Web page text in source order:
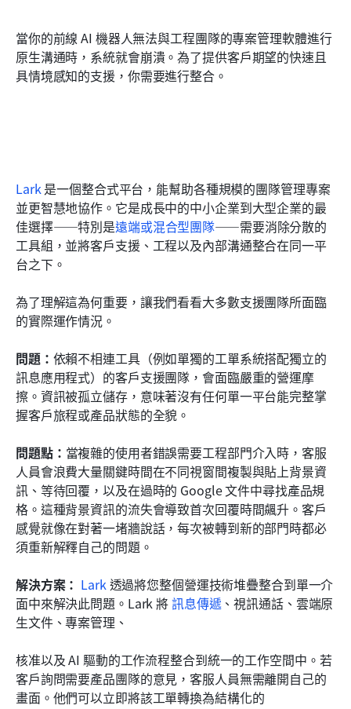
當你的前線 AI 機器人無法與工程團隊的專案管理軟體進行
原生溝通時，系統就會崩潰。為了提供客戶期望的快速且
具情境感知的支援，你需要進行整合。
Lark 是一個整合式平台，能幫助各種規模的團隊管理專案
並更智慧地協作。它是成長中的中小企業到大型企業的最
佳選擇——特別是遠端或混合型團隊——需要消除分散的
工具組，並將客戶支援、工程以及內部溝通整合在同一平
台之下。
為了理解這為何重要，讓我們看看大多數支援團隊所面臨
的實際運作情況。
問題： 依賴不相連工具（例如單獨的工單系統搭配獨立的
訊息應用程式）的客戶支援團隊，會面臨嚴重的營運摩
擦。資訊被孤立儲存，意味著沒有任何單一平台能完整掌
握客戶旅程或產品狀態的全貌。
問題點： 當複雜的使用者錯誤需要工程部門介入時，客服
人員會浪費大量關鍵時間在不同視窗間複製與貼上背景資
訊、等待回覆，以及在過時的 Google 文件中尋找產品規
格。這種背景資訊的流失會導致首次回覆時間飆升。客戶
感覺就像在對著一堵牆說話，每次被轉到新的部門時都必
須重新解釋自己的問題。
解決方案： Lark 透過將您整個營運技術堆疊整合到單一介
面中來解決此問題。Lark 將 訊息傳遞、視訊通話、雲端原
生文件、專案管理、
核准以及 AI 驅動的工作流程整合到統一的工作空間中。若
客戶詢問需要產品團隊的意見，客服人員無需離開自己的
畫面。他們可以立即將該工單轉換為結構化的